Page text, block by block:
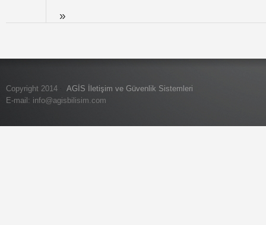
»
Copyright 2014
AGİS İletişim ve Güvenlik Sistemleri
E-mail: info@agisbilisim.com